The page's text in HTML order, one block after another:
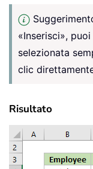
«Inserisci»,
selezionata
clic
Risultato